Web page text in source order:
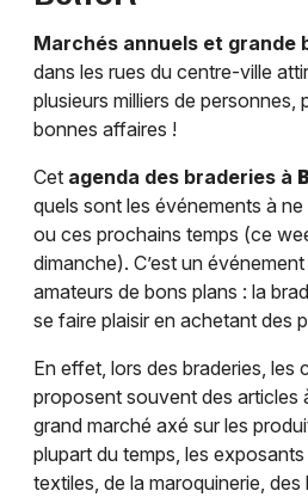
Marchés annuels et grande
dans les rues du centre-ville
plusieurs milliers de personnes,
bonnes affaires !
Cet agenda des braderies à
quels sont les événements à
ou ces prochains temps (ce
dimanche). C’est un
amateurs de bons plans : la
se faire plaisir en achetant des
En effet, lors des braderies, les
proposent souvent des articles
grand marché axé sur les
plupart du temps, les
textiles, de la maroquinerie,